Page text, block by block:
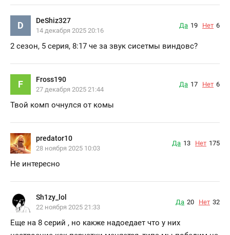
D DeShiz327
14 декабря 2025 20:16
Да 19 Нет 6
2 сезон, 5 серия, 8:17 че за звук сисетмы виндовс?
F Fross190
27 декабря 2025 21:44
Да 17 Нет 6
Твой комп очнулся от комы
predator10
28 ноября 2025 10:03
Да 13 Нет 175
Не интересно
Sh1zy_lol
22 ноября 2025 21:33
Да 20 Нет 32
Еще на 8 серий , но какже надоедает что у них